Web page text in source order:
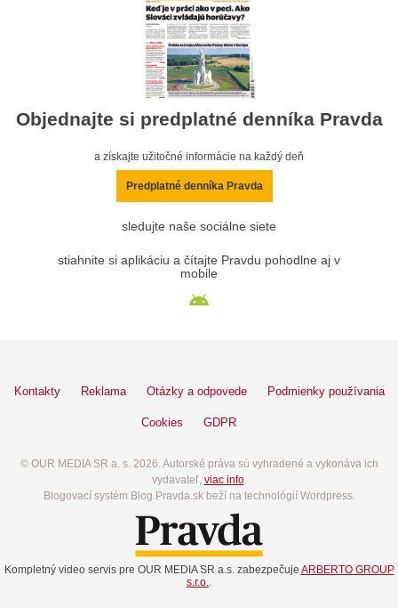
Objednajte si predplatné denníka Pravda
a získajte užitočné informácie na každý deň
Predplatné denníka Pravda
sledujte naše sociálne siete
stiahnite si aplikáciu a čítajte Pravdu pohodlne aj v
mobile
Kontakty Reklama Otázky a odpovede Podmienky používania
Cookies GDPR
© OUR MEDIA SR a. s. 2026. Autorské práva sú vyhradené a vykonáva ich
vydavateľ, viac info.
Blogovací systém Blog.Pravda.sk beží na technológií Wordpress.
Kompletný video servis pre OUR MEDIA SR a.s. zabezpečuje ARBERTO GROUP
s.r.o.